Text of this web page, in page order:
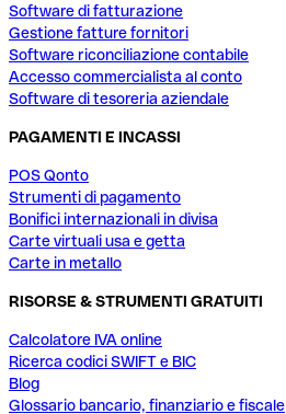
Software di fatturazione
Gestione fatture fornitori
Software riconciliazione contabile
Accesso commercialista al conto
Software di tesoreria aziendale
PAGAMENTI E INCASSI
POS Qonto
Strumenti di pagamento
Bonifici internazionali in divisa
Carte virtuali usa e getta
Carte in metallo
RISORSE & STRUMENTI GRATUITI
Calcolatore IVA online
Ricerca codici SWIFT e BIC
Blog
Glossario bancario, finanziario e fiscale